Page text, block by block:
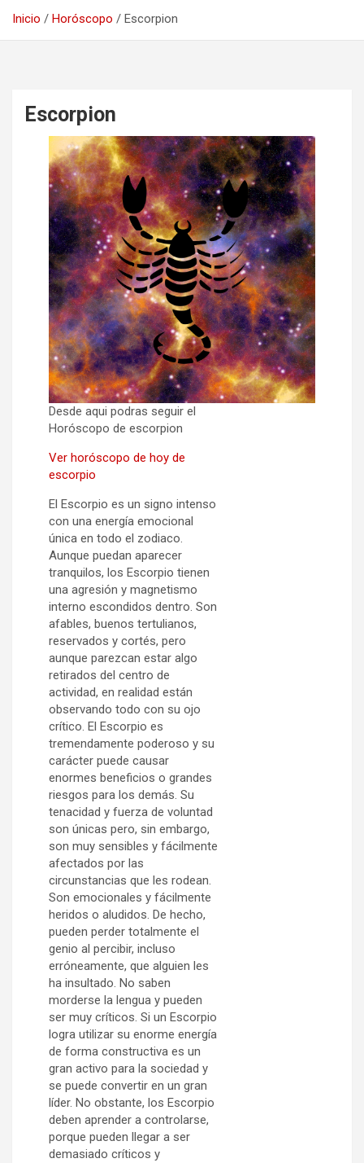
Inicio Horóscopo Escorpion
Escorpion
Desde aqui podras seguir el
Horóscopo de escorpion
Ver horóscopo de hoy de
escorpio
El Escorpio es un signo intenso
con una energía emocional
única en todo el zodiaco.
Aunque puedan aparecer
tranquilos, los Escorpio tienen
una agresión y magnetismo
interno escondidos dentro. Son
afables, buenos tertulianos,
reservados y cortés, pero
aunque parezcan estar algo
retirados del centro de
actividad, en realidad están
observando todo con su ojo
crítico. El Escorpio es
tremendamente poderoso y su
carácter puede causar
enormes beneficios o grandes
riesgos para los demás. Su
tenacidad y fuerza de voluntad
son únicas pero, sin embargo,
son muy sensibles y fácilmente
afectados por las
circunstancias que les rodean.
Son emocionales y fácilmente
heridos o aludidos. De hecho,
pueden perder totalmente el
genio al percibir, incluso
erróneamente, que alguien les
ha insultado. No saben
morderse la lengua y pueden
ser muy críticos. Si un Escorpio
logra utilizar su enorme energía
de forma constructiva es un
gran activo para la sociedad y
se puede convertir en un gran
líder. No obstante, los Escorpio
deben aprender a controlarse,
porque pueden llegar a ser
demasiado críticos y